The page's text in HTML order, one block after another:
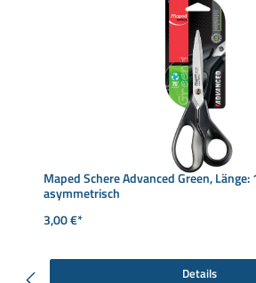
Maped Schere Advanced Green,
asymmetrisch
3,00 €*
Details